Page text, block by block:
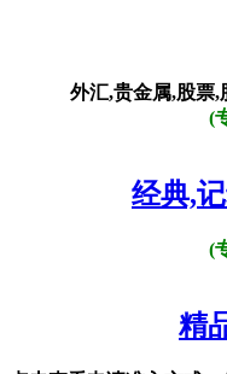
外汇,贵金属,股票,
(
经典,
(
精